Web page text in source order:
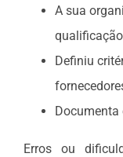
A sua
Definiu
Documenta
Erros ou